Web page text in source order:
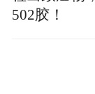
502胶！